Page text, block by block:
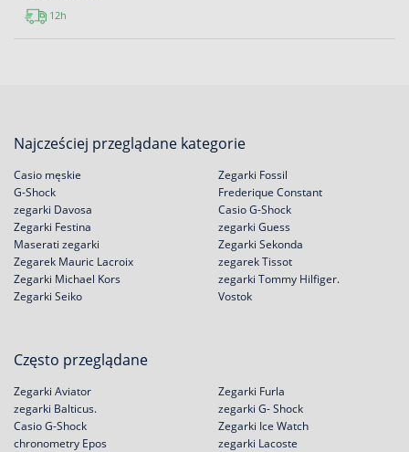
12h
Najcześciej przeglądane kategorie
Casio męskie
G-Shock
zegarki Davosa
Zegarki Festina
Zegarki Fossil
Frederique Constant
Casio G-Shock
zegarki Guess
Maserati zegarki
Zegarek Mauric Lacroix
Zegarki Michael Kors
Zegarki Seiko
Zegarki Sekonda
zegarek Tissot
zegarki Tommy Hilfiger.
Vostok
Często przeglądane
Zegarki Aviator
zegarki Balticus.
Casio G-Shock
chronometry Epos
Zegarki Furla
zegarki G- Shock
Zegarki Ice Watch
zegarki Lacoste